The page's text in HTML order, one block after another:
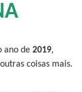
ano de 2019,
coisas mais.